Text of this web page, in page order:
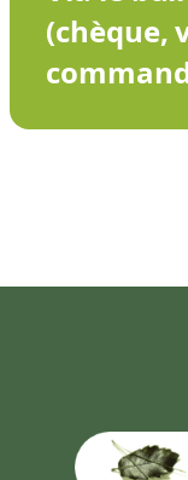
(chèque,